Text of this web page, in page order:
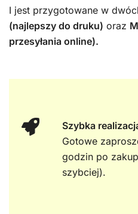
I jest przygotowane w
(najlepszy do druku) oraz
przesyłania online).
Szybka
Gotowe
godzin po
szybciej).